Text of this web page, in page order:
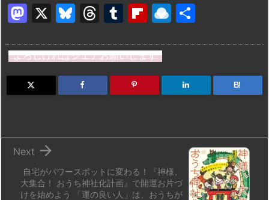
M
st
o
d
X
Bl
e
s
k
T
e
a
d
T
m
bl
r
Fl
b
o
ar
R
n
dr
o
よろしければシェアお願いします
B!
自宅がパワースポットに変わる！『神様、
大集合！ おうち神社化計画』で開運お片づ
けを始めよう 「運の良い人」は、おうちが

Next